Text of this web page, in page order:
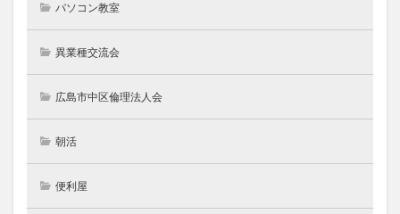
パソコン教室
異業種交流会
広島市中区倫理法人会
朝活
便利屋